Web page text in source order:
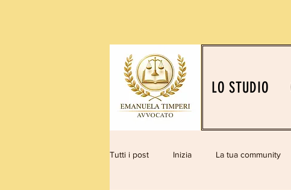
LO STUDIO
Tutti i post Inizia La tua community